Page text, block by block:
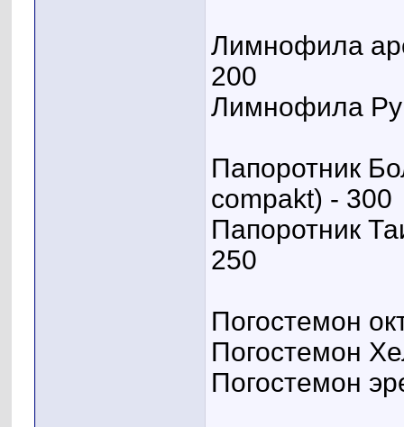
Лимнофила
200
Лимнофила
Папоротник
сompakt) - 300
Папоротник
250
Погостемон
Погостемон
Погостемон